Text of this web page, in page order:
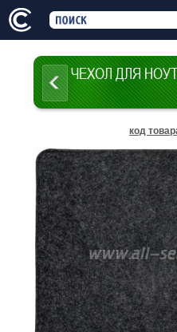
ЧЕХОЛ ДЛЯ
код